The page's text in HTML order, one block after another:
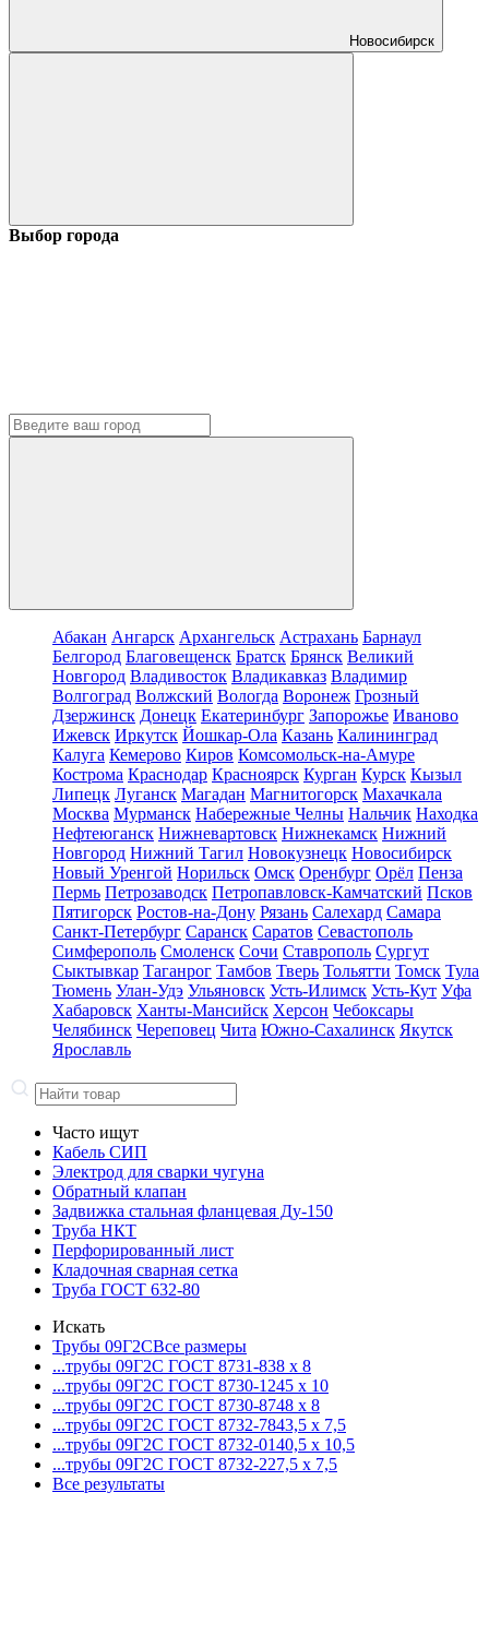
Новосибирск
Выбор города
Абакан Ангарск Архангельск Астрахань Барнаул
Белгород Благовещенск Братск Брянск Великий
Новгород Владивосток Владикавказ Владимир
Волгоград Волжский Вологда Воронеж Грозный
Дзержинск Донецк Екатеринбург Запорожье Иваново
Ижевск Иркутск Йошкар-Ола Казань Калининград
Калуга Кемерово Киров Комсомольск-на-Амуре
Кострома Краснодар Красноярск Курган Курск Кызыл
Липецк Луганск Магадан Магнитогорск Махачкала
Москва Мурманск Набережные Челны Нальчик Находка
Нефтеюганск Нижневартовск Нижнекамск Нижний
Новгород Нижний Тагил Новокузнецк Новосибирск
Новый Уренгой Норильск Омск Оренбург Орёл Пенза
Пермь Петрозаводск Петропавловск-Камчатский Псков
Пятигорск Ростов-на-Дону Рязань Салехард Самара
Санкт-Петербург Саранск Саратов Севастополь
Симферополь Смоленск Сочи Ставрополь Сургут
Сыктывкар Таганрог Тамбов Тверь Тольятти Томск Тула
Тюмень Улан-Удэ Ульяновск Усть-Илимск Усть-Кут Уфа
Хабаровск Ханты-Мансийск Херсон Чебоксары
Челябинск Череповец Чита Южно-Сахалинск Якутск
Ярославль
Часто ищут
Кабель СИП
Электрод для сварки чугуна
Обратный клапан
Задвижка стальная фланцевая Ду-150
Труба НКТ
Перфорированный лист
Кладочная сварная сетка
Труба ГОСТ 632-80
Искать
Трубы 09Г2СВсе размеры
...трубы 09Г2С ГОСТ 8731-838 x 8
...трубы 09Г2С ГОСТ 8730-1245 x 10
...трубы 09Г2С ГОСТ 8730-8748 x 8
...трубы 09Г2С ГОСТ 8732-7843,5 x 7,5
...трубы 09Г2С ГОСТ 8732-0140,5 x 10,5
...трубы 09Г2С ГОСТ 8732-227,5 x 7,5
Все результаты